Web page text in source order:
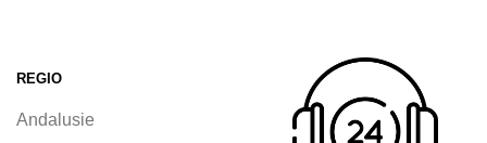
vliegvakantie zoeken en boeken bij
2Spanje.nl, met een team dat altijd
klaarstaat om eventuele vragen te
REGIO
Andalusie